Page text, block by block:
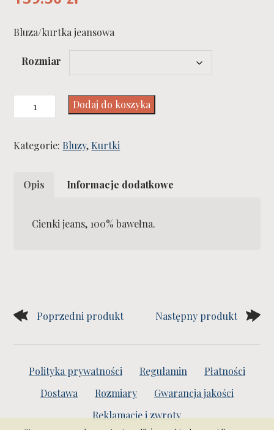
Bluza/kurtka jeansowa
Rozmiar
Old
Dark
Jacket
Dodaj do koszyka
Kategorie: Bluzy, Kurtki
Opis Informacje dodatkowe
Cienki jeans, 100% bawełna.
Następny produkt
Poprzedni produkt
Polityka prywatności Regulamin
Płatności
Dostawa
Rozmiary
Gwarancja jakości
Reklamacje i zwroty